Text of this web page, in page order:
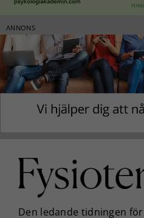
ANNONS
innehållet